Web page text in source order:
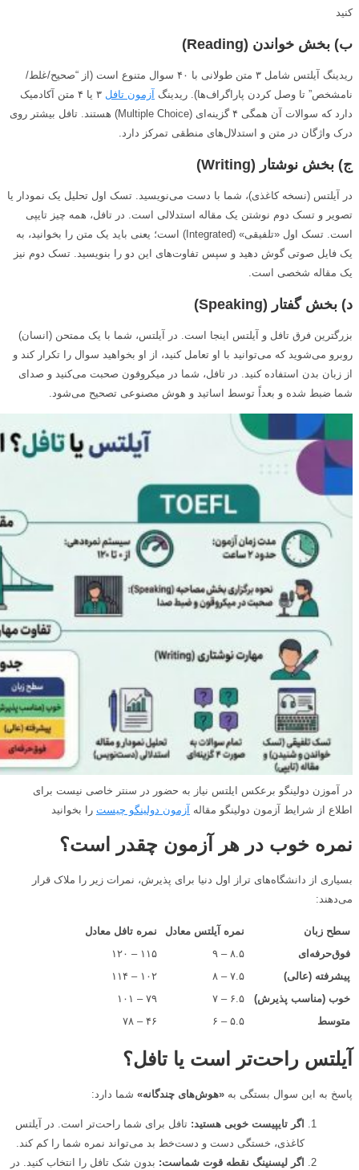
کنید
ب) بخش خواندن (Reading
)
ریدینگ آیلتس شامل ۳ متن طولانی با ۴۰ سوال متنوع است (از “صحیح/غلط/
نامشخص” تا وصل کردن پاراگراف‌ها). ریدینگ آزمون تافل
۳ یا ۴ متن آکادمیک
دارد که سوالات آن همگی ۴ گزینه‌ای (Multiple Choice) هستند. تافل بیشتر روی
درک واژگان در متن و استدلال‌های منطقی تمرکز دارد.
ج) بخش نوشتار (Writing
)
در آیلتس (نسخه کاغذی)، شما با دست می‌نویسید. تسک اول تحلیل یک نمودار یا
تصویر و تسک دوم نوشتن یک مقاله استدلالی است. در تافل، همه چیز تایپی
است. تسک اول «تلفیقی» (Integrated) است؛ یعنی باید یک متن را بخوانید، به
یک فایل صوتی گوش دهید و سپس تفاوت‌های این دو را بنویسید. تسک دوم نیز
یک مقاله شخصی است.
د) بخش گفتار (Speaking
)
بزرگترین فرق تافل و آیلتس اینجا است. در آیلتس، شما با یک ممتحن (انسان)
روبرو می‌شوید که می‌توانید با او تعامل کنید، از او بخواهید سوال را تکرار کند و
از زبان بدن استفاده کنید. در تافل، شما در میکروفون صحبت می‌کنید و صدای
شما ضبط شده و بعداً توسط اساتید و هوش مصنوعی تصحیح می‌شود.
در آموزن دولینگو برعکس ایلتس نیاز به حضور در سنتر خاصی نیست برای
اطلاع از شرایط آزمون دولینگو مقاله آزمون دولینگو چیست را بخوانید
نمره خوب در هر آزمون چقدر است؟
بسیاری از دانشگاه‌های تراز اول دنیا برای پذیرش، نمرات زیر را ملاک قرار
می‌دهند:
سطح زبان نمره آیلتس معادل
نمره تافل معادل
فوق‌حرفه‌ای
۸.۵ – ۹
۱۱۵ – ۱۲۰
پیشرفته (عالی)
۷.۵ – ۸
۱۰۲ – ۱۱۴
خوب (مناسب پذیرش)
۶.۵ – ۷
۷۹ – ۱۰۱
متوسط
۵.۵ – ۶ ۴۶ – ۷۸
آیلتس راحت‌تر است یا تافل؟
پاسخ به این سوال بستگی به «هوش‌های چندگانه» شما دارد:
اگر تایپیست خوبی هستید: تافل برای شما راحت‌تر است. در آیلتس
کاغذی، خستگی دست و دست‌خط بد می‌تواند نمره شما را کم کند.
اگر لیسنینگ نقطه قوت شماست: بدون شک تافل را انتخاب کنید. در